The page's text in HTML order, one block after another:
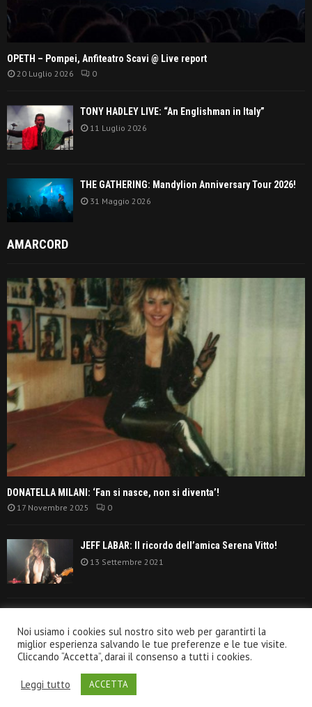
OPETH – Pompei, Anfiteatro Scavi @ Live report
20 Luglio 2026 0
TONY HADLEY LIVE: “An Englishman in Italy”
11 Luglio 2026
THE GATHERING: Mandylion Anniversary Tour 2026!
31 Maggio 2026
AMARCORD
DONATELLA MILANI: ‘Fan si nasce, non si diventa’!
17 Novembre 2025 0
JEFF LABAR: Il ricordo dell’amica Serena Vitto!
13 Settembre 2021
settanta’!
30 Giugno 2021
Noi usiamo i cookies sul nostro sito web per garantirti la
miglior esperienza salvando le tue preferenze e le tue visite.
Cliccando “Accetta”, darai il consenso a tutti i cookies.
Leggi tutto ACCETTA